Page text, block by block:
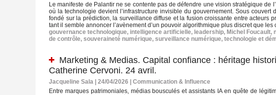
Le manifeste de Palantir ne se contente pas de défendre une vision stratégique
où la technologie devient l’infrastructure invisible du gouvernement. Sous couvert
fondé sur la prédiction, la surveillance diffuse et la fusion croissante entre acteurs
tant il semble annoncer l’avènement d’un pouvoir algorithmique plus discret que
gouvernance technologique, intelligence artificielle, leadership, Michel Foucault,
de contrôle, souveraineté numérique, surveillance numérique, technologie et
Marketing & Medias. Capital confiance : héritage
Catherine Cervoni. 24 avril.
Jacqueline Sala | 24/04/2026
Communication & Influence
Entre marques patrimoniales, médias bousculés et assistants IA en quête de